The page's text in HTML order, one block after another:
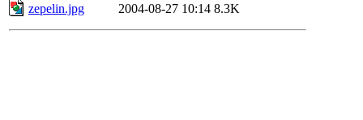
zepelin.jpg
2004-08-27 10:14 8.3K